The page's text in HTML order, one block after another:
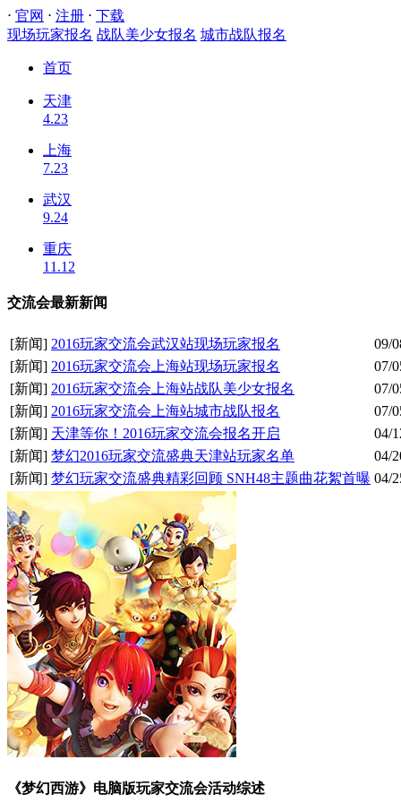
⋅ 官网 ⋅ 注册 ⋅ 下载
现场玩家报名 战队美少女报名 城市战队报名
首页
天津
4.23
上海
7.23
武汉
9.24
重庆
11.12
交流会最新新闻
[新闻] 2016玩家交流会武汉站现场玩家报名
09/
[新闻] 2016玩家交流会上海站现场玩家报名
07/
[新闻] 2016玩家交流会上海站战队美少女报名
07/
[新闻] 2016玩家交流会上海站城市战队报名
07/
[新闻] 天津等你！2016玩家交流会报名开启
04/
[新闻] 梦幻2016玩家交流盛典天津站玩家名单
04/
[新闻] 梦幻玩家交流盛典精彩回顾 SNH48主题曲花絮首曝 04/
《梦幻西游》电脑版玩家交流会活动综述